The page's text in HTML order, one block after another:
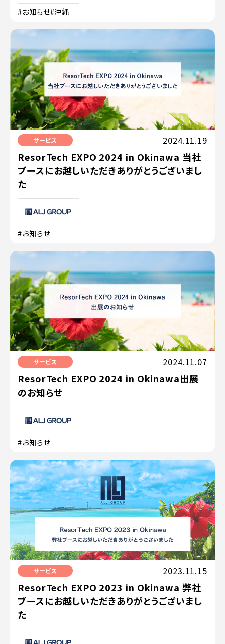
#お知らせ#沖縄
サービス 2024.11.19
ResorTech EXPO 2024 in Okinawa 当社
ブースにお越しいただきありがとうございまし
た
#お知らせ
サービス 2024.11.07
ResorTech EXPO 2024 in Okinawa出展
のお知らせ
#お知らせ
サービス 2023.11.15
ResorTech EXPO 2023 in Okinawa 弊社
ブースにお越しいただきありがとうございまし
た